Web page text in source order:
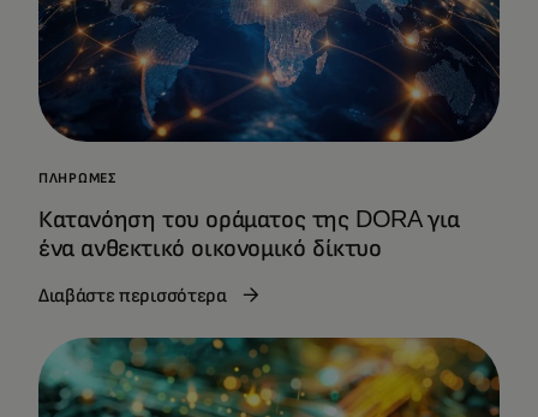
ΠΛΗΡΩΜΈΣ
Κατανόηση του οράματος της DORA για
ένα ανθεκτικό οικονομικό δίκτυο
Διαβάστε περισσότερα